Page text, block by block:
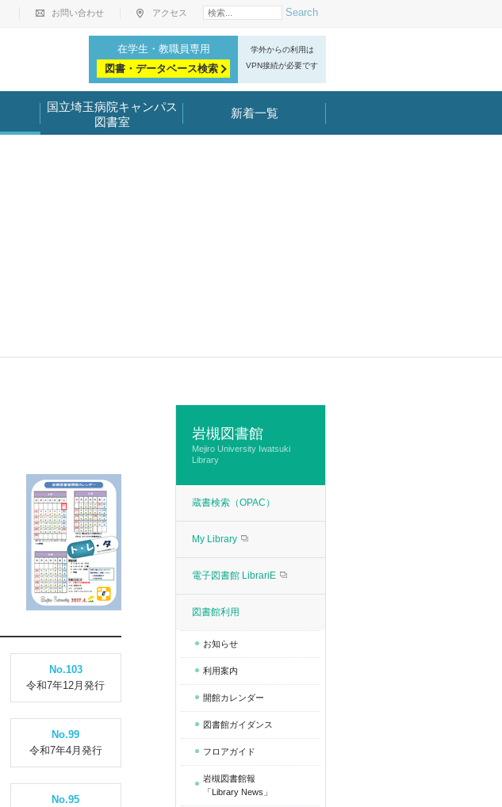
お問い合わせ アクセス Search
在学生・教職員専用
図書・データベース検索
学外からの利用は
VPN接続が必要です
国立埼玉病院キャンパス
図書室
新着一覧
No.103
令和7年12月発行
No.99
令和7年4月発行
No.95
岩槻図書館
Mejiro University Iwatsuki
Library
蔵書検索（OPAC）
My Library
電子図書館 LibrariE
図書館利用
お知らせ
利用案内
開館カレンダー
図書館ガイダンス
フロアガイド
岩槻図書館報
「Library News」